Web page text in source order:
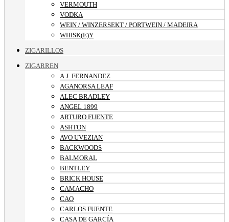
VERMOUTH
VODKA
WEIN / WINZERSEKT / PORTWEIN / MADEIRA
WHISK(E)Y
ZIGARILLOS
ZIGARREN
A.J. FERNANDEZ
AGANORSA LEAF
ALEC BRADLEY
ANGEL 1899
ARTURO FUENTE
ASHTON
AVO UVEZIAN
BACKWOODS
BALMORAL
BENTLEY
BRICK HOUSE
CAMACHO
CAO
CARLOS FUENTE
CASA DE GARCÍA